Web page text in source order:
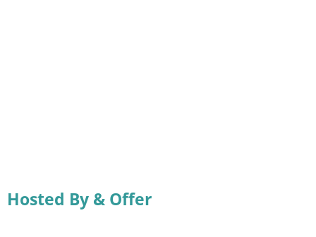
Hosted By & Offer